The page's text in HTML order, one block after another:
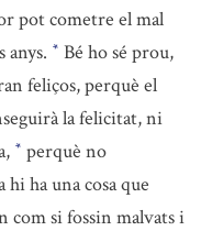
pot cometre el mal
anys. * Bé ho sé prou,
feliços, perquè el
la felicitat, ni
* perquè no
ha una cosa que
com si fossin malvats i